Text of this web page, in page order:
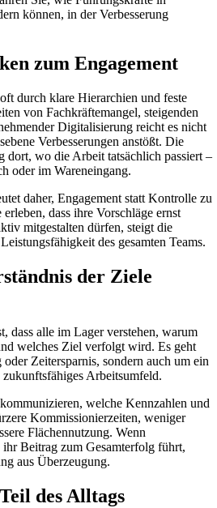
können, in der Verbesserung
zum Engagement
durch klare Hierarchien und feste
von Fachkräftemangel, steigenden
Digitalisierung reicht es nicht
Verbesserungen anstößt. Die
dort, wo die Arbeit tatsächlich passiert –
oder im Wareneingang.
daher, Engagement statt Kontrolle zu
dass ihre Vorschläge ernst
mitgestalten dürfen, steigt die
des gesamten Teams.
der Ziele
dass alle im Lager verstehen, warum
welches Ziel verfolgt wird. Es geht
Zeitersparnis, sondern auch um ein
zukunftsfähiges Arbeitsumfeld.
welche Kennzahlen und
Kommissionierzeiten, weniger
Flächennutzung. Wenn
Beitrag zum Gesamterfolg führt,
aus Überzeugung.
des Alltags